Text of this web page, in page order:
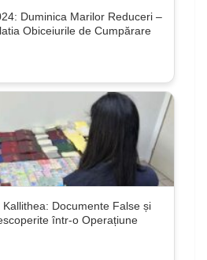
Duminica Marilor Reduceri –
Obiceiurile de Cumpărare
Documente False și
într-o Operațiune